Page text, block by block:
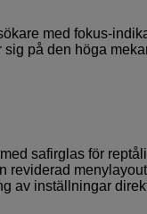
med fokus-
på den höga
safirglas för
reviderad
av inställningar